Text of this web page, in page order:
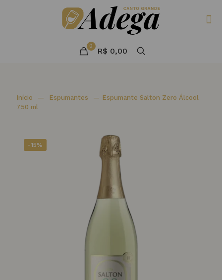
0
R$ 0,00
Início — Espumantes — Espumante Salton Zero Álcool
750 ml
-15%